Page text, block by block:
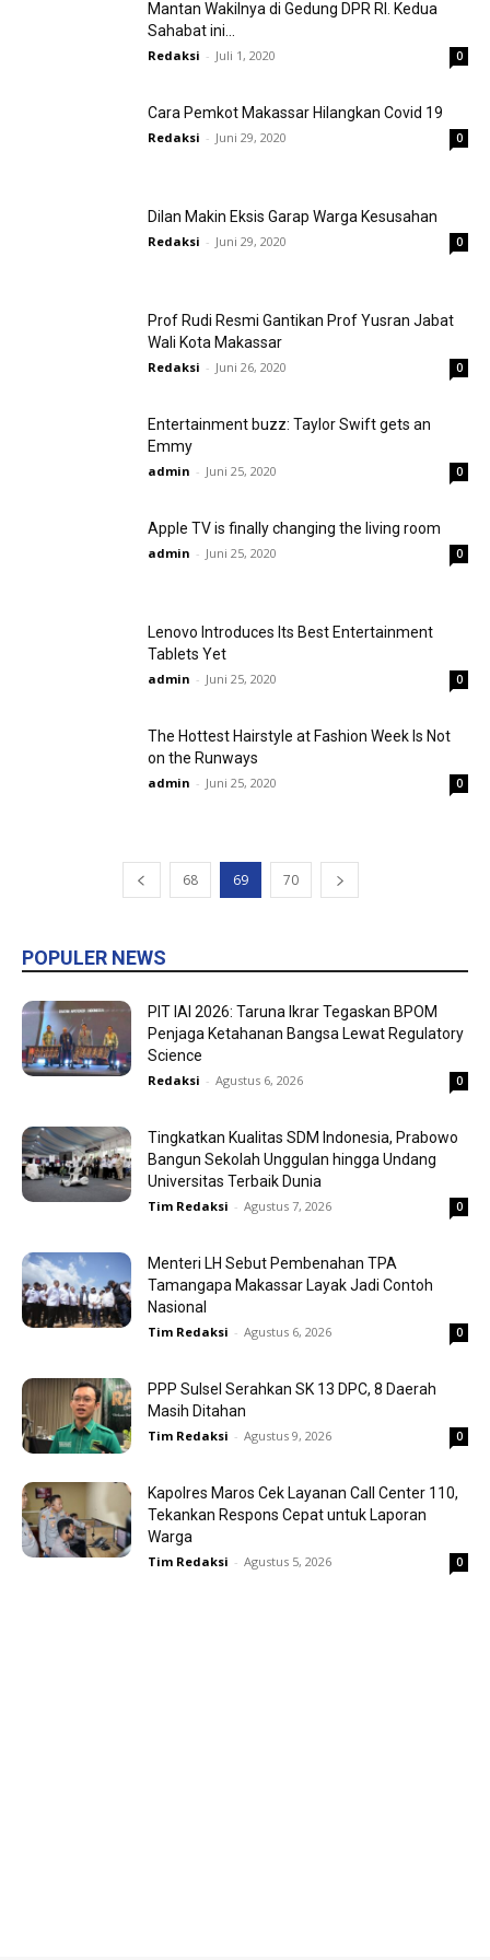
Mantan Wakilnya di Gedung DPR RI. Kedua
Sahabat ini...
Redaksi - Juli 1, 2020 0
Cara Pemkot Makassar Hilangkan Covid 19
Redaksi - Juni 29, 2020 0
Dilan Makin Eksis Garap Warga Kesusahan
Redaksi - Juni 29, 2020 0
Prof Rudi Resmi Gantikan Prof Yusran Jabat
Wali Kota Makassar
Redaksi - Juni 26, 2020 0
Entertainment buzz: Taylor Swift gets an
Emmy
admin - Juni 25, 2020 0
Apple TV is finally changing the living room
admin - Juni 25, 2020 0
Lenovo Introduces Its Best Entertainment
Tablets Yet
admin - Juni 25, 2020 0
The Hottest Hairstyle at Fashion Week Is Not
on the Runways
admin - Juni 25, 2020 0
68 69 70
POPULER NEWS
PIT IAI 2026: Taruna Ikrar Tegaskan BPOM
Penjaga Ketahanan Bangsa Lewat Regulatory
Science
Redaksi - Agustus 6, 2026 0
Tingkatkan Kualitas SDM Indonesia, Prabowo
Bangun Sekolah Unggulan hingga Undang
Universitas Terbaik Dunia
Tim Redaksi - Agustus 7, 2026 0
Menteri LH Sebut Pembenahan TPA
Tamangapa Makassar Layak Jadi Contoh
Nasional
Tim Redaksi - Agustus 6, 2026 0
PPP Sulsel Serahkan SK 13 DPC, 8 Daerah
Masih Ditahan
Tim Redaksi - Agustus 9, 2026 0
Kapolres Maros Cek Layanan Call Center 110,
Tekankan Respons Cepat untuk Laporan
Warga
Tim Redaksi - Agustus 5, 2026 0